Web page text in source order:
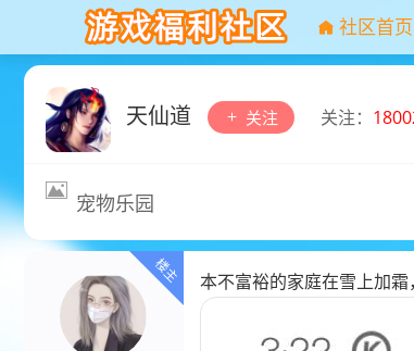
社区首页
天仙道 关注 关注：
宠物乐园
本不富裕的家庭在雪上加